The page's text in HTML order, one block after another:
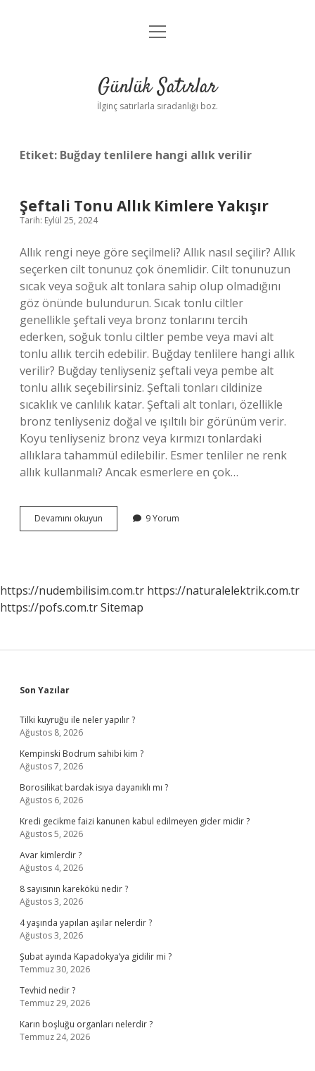
Anasayfa
Yasal Uyarı
menüyü
Günlük Satırlar
İlginç satırlarla sıradanlığı boz.
Etiket: Buğday tenlilere hangi allık verilir
Şeftali Tonu Allık Kimlere Yakışır
Tarih: Eylül 25, 2024
Allık rengi neye göre seçilmeli? Allık nasıl seçilir? Allık
seçerken cilt tonunuz çok önemlidir. Cilt tonunuzun
sıcak veya soğuk alt tonlara sahip olup olmadığını
göz önünde bulundurun. Sıcak tonlu ciltler
genellikle şeftali veya bronz tonlarını tercih
ederken, soğuk tonlu ciltler pembe veya mavi alt
tonlu allık tercih edebilir. Buğday tenlilere hangi allık
verilir? Buğday tenliyseniz şeftali veya pembe alt
tonlu allık seçebilirsiniz. Şeftali tonları cildinize
sıcaklık ve canlılık katar. Şeftali alt tonları, özellikle
bronz tenliyseniz doğal ve ışıltılı bir görünüm verir.
Koyu tenliyseniz bronz veya kırmızı tonlardaki
allıklara tahammül edilebilir. Esmer tenliler ne renk
allık kullanmalı? Ancak esmerlere en çok…
Devamını okuyun
Tonu
9 Yorum
https://nudembilisim.com.tr https://naturalelektrik.com.tr
https://pofs.com.trSitemap
Sidebar
Son Yazılar
Tilki kuyruğu ile neler yapılır ?
Ağustos 8, 2026
Kempinski Bodrum sahibi kim ?
Ağustos 7, 2026
Borosilikat bardak isıya dayanıklı mı ?
Ağustos 6, 2026
Kredi gecikme faizi kanunen kabul edilmeyen gider midir ?
Ağustos 5, 2026
Avar kimlerdir ?
Ağustos 4, 2026
8 sayısının karekökü nedir ?
Ağustos 3, 2026
4 yaşında yapılan aşılar nelerdir ?
Ağustos 3, 2026
Şubat ayında Kapadokya’ya gidilir mi ?
Temmuz 30, 2026
Tevhid nedir ?
Temmuz 29, 2026
Karın boşluğu organları nelerdir ?
Temmuz 24, 2026